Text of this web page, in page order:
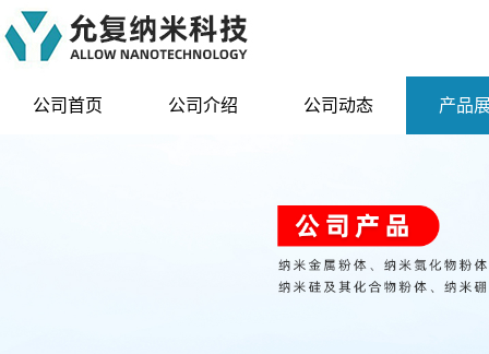
公司首页 公司介绍 公司动态 产品